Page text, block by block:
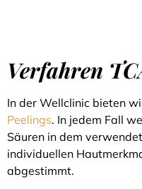
Verfahren
In der Wellclinic bieten
Peelings. In jedem Fall
Säuren in dem
individuellen
abgestimmt.